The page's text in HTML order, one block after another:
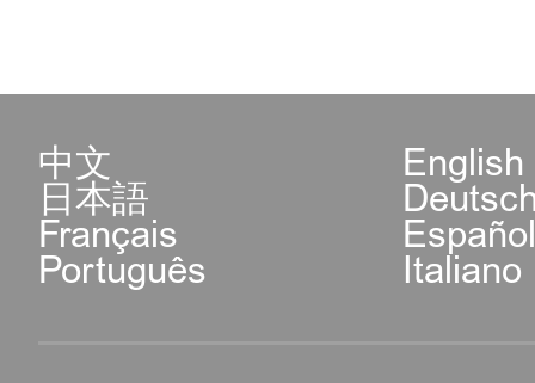
中文 English
日本語
Français
Português Italiano